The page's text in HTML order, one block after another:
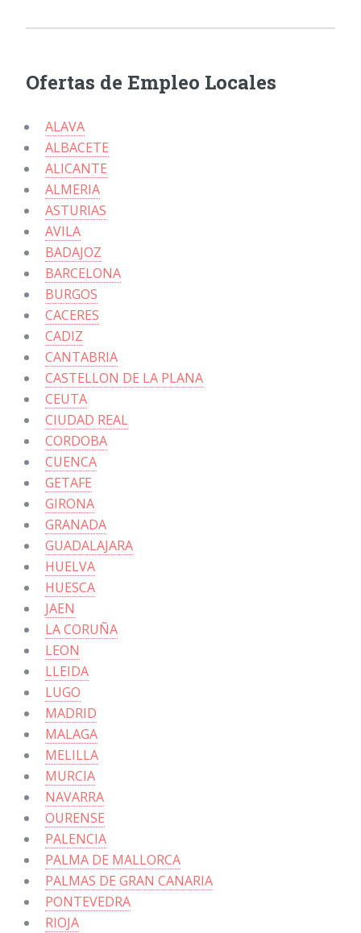
Ofertas de Empleo Locales
ALAVA
ALBACETE
ALICANTE
ALMERIA
ASTURIAS
AVILA
BADAJOZ
BARCELONA
BURGOS
CACERES
CADIZ
CANTABRIA
CASTELLON DE LA PLANA
CEUTA
CIUDAD REAL
CORDOBA
CUENCA
GETAFE
GIRONA
GRANADA
GUADALAJARA
HUELVA
HUESCA
JAEN
LA CORUÑA
LEON
LLEIDA
LUGO
MADRID
MALAGA
MELILLA
MURCIA
NAVARRA
OURENSE
PALENCIA
PALMA DE MALLORCA
PALMAS DE GRAN CANARIA
PONTEVEDRA
RIOJA